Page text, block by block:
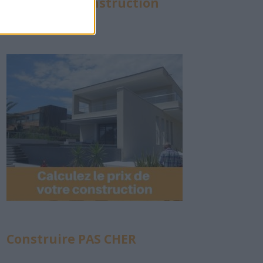
Construire PAS CHER